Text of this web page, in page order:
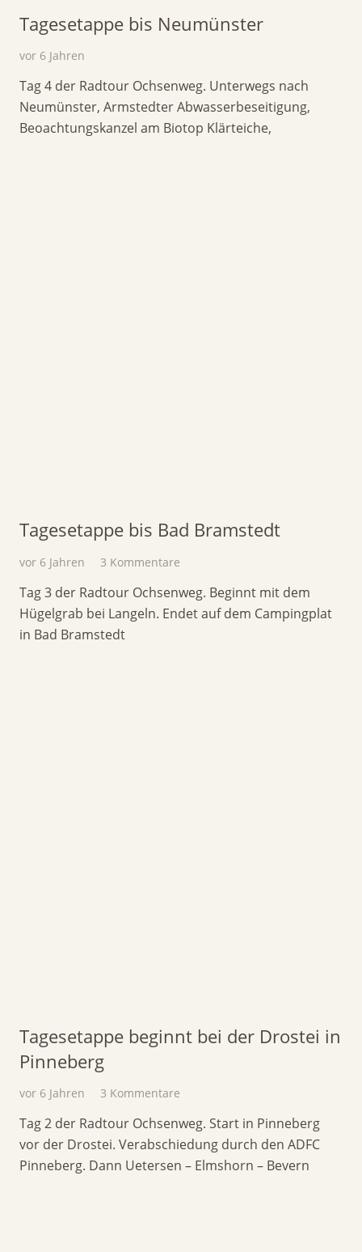
Tagesetappe bis Neumünster
vor 6 Jahren
Tag 4 der Radtour Ochsenweg. Unterwegs nach
Neumünster, Armstedter Abwasserbeseitigung,
Beoachtungskanzel am Biotop Klärteiche,
Tagesetappe bis Bad Bramstedt
vor 6 Jahren 3 Kommentare
Tag 3 der Radtour Ochsenweg. Beginnt mit dem
Hügelgrab bei Langeln. Endet auf dem Campingplat
in Bad Bramstedt
Tagesetappe beginnt bei der Drostei in
Pinneberg
vor 6 Jahren 3 Kommentare
Tag 2 der Radtour Ochsenweg. Start in Pinneberg
vor der Drostei. Verabschiedung durch den ADFC
Pinneberg. Dann Uetersen – Elmshorn – Bevern